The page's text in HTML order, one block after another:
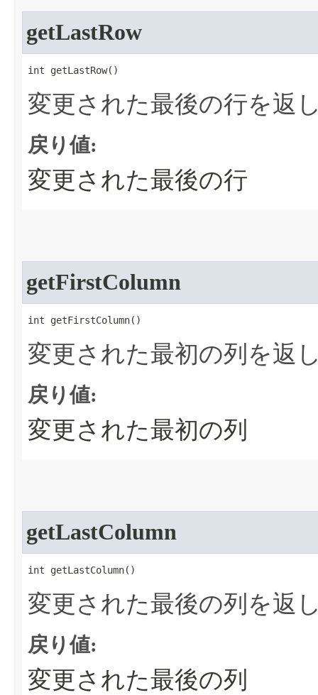
getLastRow
int getLastRow​()
変更された最後の行を返
戻り値:
変更された最後の行
getFirstColumn
int getFirstColumn​()
変更された最初の列を返
戻り値:
変更された最初の列
getLastColumn
int getLastColumn​()
変更された最後の列を返
戻り値:
変更された最後の列